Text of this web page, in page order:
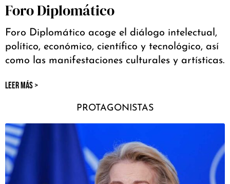
Foro Diplomático
Foro Diplomático acoge el diálogo intelectual,
político, económico, científico y tecnológico, así
como las manifestaciones culturales y artísticas.
LEER MÁS >
PROTAGONISTAS